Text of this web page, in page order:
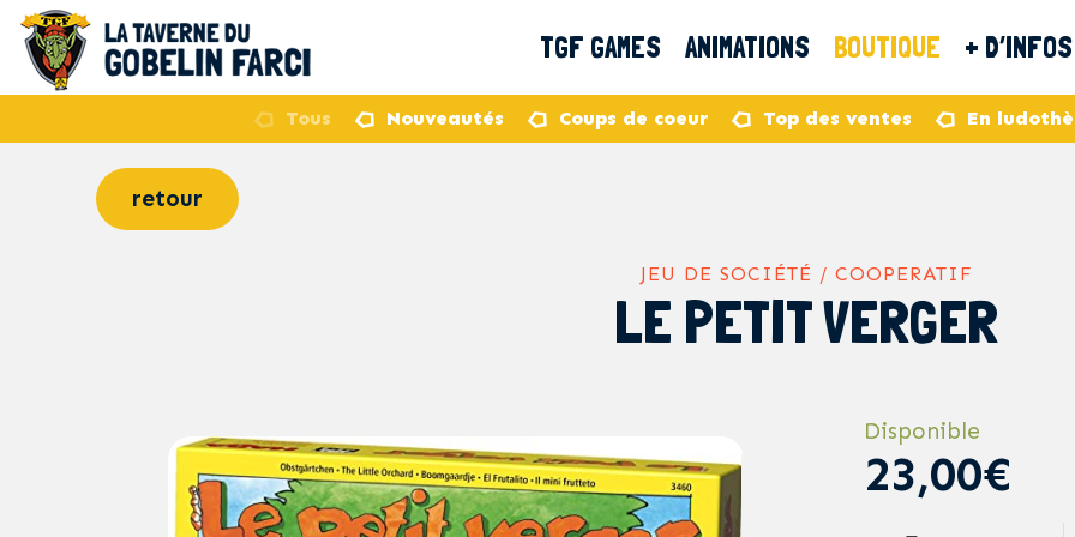
TGF GAMES ANIMATIONS BOUTIQUE + D’INFOS
Tous Nouveautés Coups de coeur Top des ventes En
retour
JEU DE SOCIÉTÉ / COOPERATIF
LE PETIT VERGER
Disponible
23,00€